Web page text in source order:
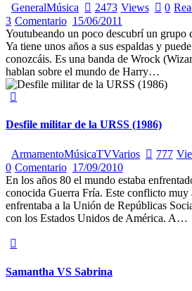
GeneralMúsica 2473 Views 0
3 Comentario 15/06/2011
Youtubeando un poco descubrí un grupo
Ya tiene unos años a sus espaldas y
conozcáis. Es una banda de Wrock
hablan sobre el mundo de Harry…
Desfile militar de la URSS (1986)
ArmamentoMúsicaTVVarios 777
0 Comentario 17/09/2010
En los años 80 el mundo estaba
conocida Guerra Fría. Este conflicto muy
enfrentaba a la Unión de Repúblicas
con los Estados Unidos de América. A…
Samantha VS Sabrina